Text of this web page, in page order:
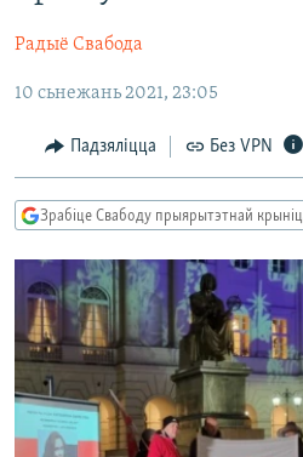
Перайсьці
да
БЕЛАРУСЫ НА ВАЙНЕ
ПАЛІТВЯЗЬНІ
PREMIUM
Усе сайты РС/РСЭ
Радыё Свабода
10 сьнежань 2021, 23:05
Падзяліцца Без VPN
Зрабіце Свабоду прыярытэтнай